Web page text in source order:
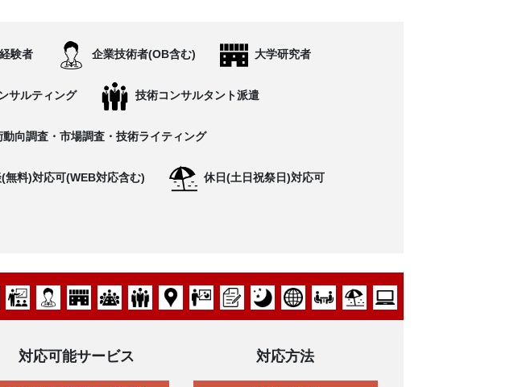
験者 企業技術者(OB含む) 大学研究者
サルティング 技術コンサルタント派遣
動向調査・市場調査・技術ライティング
無料)対応可(WEB対応含む) 休日(土日祝祭日)対応可
対応可能サービス 対応方法